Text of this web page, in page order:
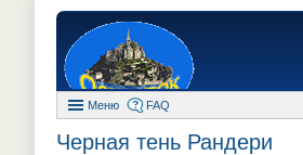
Меню FAQ
Черная тень Рандери